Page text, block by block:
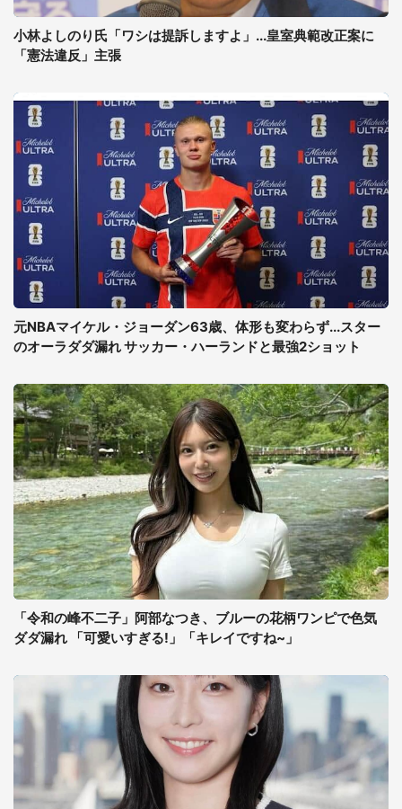
小林よしのり氏「ワシは提訴しますよ」...皇室典範改正案に
「憲法違反」主張
元NBAマイケル・ジョーダン63歳、体形も変わらず...スター
のオーラダダ漏れ サッカー・ハーランドと最強2ショット
「令和の峰不二子」阿部なつき、ブルーの花柄ワンピで色気
ダダ漏れ 「可愛いすぎる!」「キレイですね~」